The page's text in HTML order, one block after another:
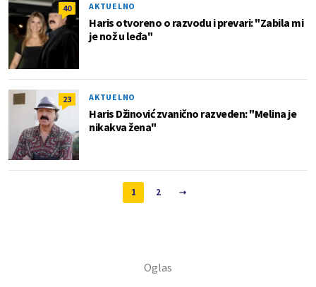
40 AKTUELNO
Haris otvoreno o razvodu i prevari: "Zabila mi
je nož u leđa"
23 AKTUELNO
Haris Džinović zvanično razveden: "Melina je
nikakva žena"
1 2